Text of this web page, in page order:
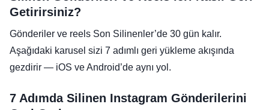
Getirirsiniz?
Gönderiler ve reels Son Silinenler’de 30 gün kalır.
Aşağıdaki karusel sizi 7 adımlı geri yükleme akışında
gezdirir — iOS ve Android’de aynı yol.
7 Adımda Silinen Instagram Gönderilerini